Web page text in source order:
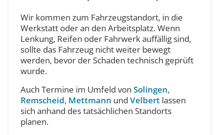
Wir kommen zum Fahrzeugstandort, in die
Werkstatt oder an den Arbeitsplatz. Wenn
Lenkung, Reifen oder Fahrwerk auffällig sind,
sollte das Fahrzeug nicht weiter bewegt
werden, bevor der Schaden technisch geprüft
wurde.
Auch Termine im Umfeld von Solingen,
Remscheid, Mettmann und Velbertlassen
sich anhand des tatsächlichen Standorts
planen.